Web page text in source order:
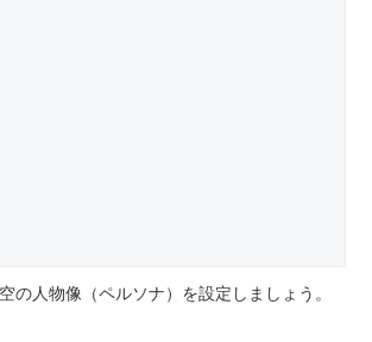
の人物像（ペルソナ）を設定しましょう。